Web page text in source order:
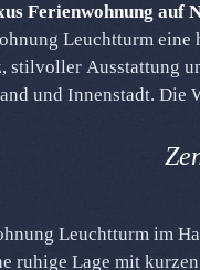
Ferienwohnung auf
Leuchtturm
stilvoller Ausstattung
und Innenstadt. Die
Leuchtturm im
ruhige Lage mit
zu Fuß. Ob
– das